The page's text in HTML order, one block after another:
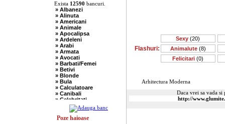
Exista 12590 bancuri.
» Albanezi
» Alinuta
» Americani
» Animale
» Apocalipsa
» Ardeleni
» Arabi
» Armata
» Avocati
» Barbati/Femei
» Betivi
» Blonde
» Bula
» Calculatoare
» Canibali
» Celebritati
» Chelneri
» Chuck Norris
» Ciobani
Poze haioase
Flashuri:
Sexy (20)
Animalute(8)
Felicitari (0)
Arhitectura Moderna
Daca vrei sa vada